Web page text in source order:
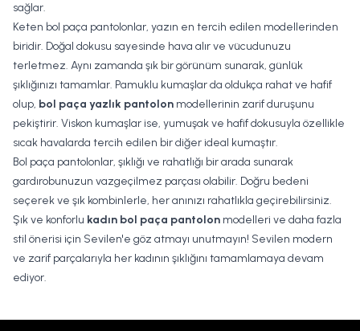
sağlar.
Keten bol paça pantolonlar, yazın en tercih edilen modellerinden
biridir. Doğal dokusu sayesinde hava alır ve vücudunuzu
terletmez. Aynı zamanda şık bir görünüm sunarak, günlük
şıklığınızı tamamlar. Pamuklu kumaşlar da oldukça rahat ve hafif
olup, bol paça yazlık pantolon modellerinin zarif duruşunu
pekiştirir. Viskon kumaşlar ise, yumuşak ve hafif dokusuyla özellikle
sıcak havalarda tercih edilen bir diğer ideal kumaştır.
Bol paça pantolonlar, şıklığı ve rahatlığı bir arada sunarak
gardırobunuzun vazgeçilmez parçası olabilir. Doğru bedeni
seçerek ve şık kombinlerle, her anınızı rahatlıkla geçirebilirsiniz.
Şık ve konforlu kadın bol paça pantolon modelleri ve daha fazla
stil önerisi için Sevilen'e göz atmayı unutmayın! Sevilen modern
ve zarif parçalarıyla her kadının şıklığını tamamlamaya devam
ediyor.